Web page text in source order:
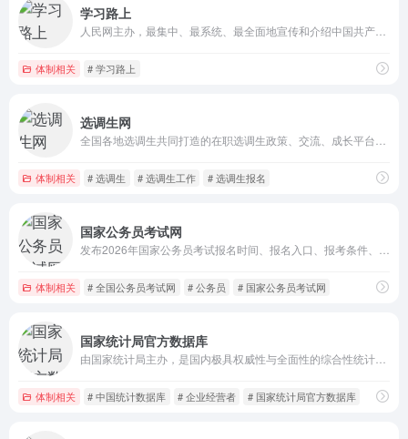
学习路上
体制相关 # 学习路上
选调生网
体制相关 # 选调生 # 选调生工作 # 选调生报名
国家公务员考试网
体制相关 # 全国公务员考试网 # 公务员 # 国家公务员考试网
国家统计局官方数据库
体制相关 # 中国统计数据库 # 企业经营者 # 国家统计局官方数据库